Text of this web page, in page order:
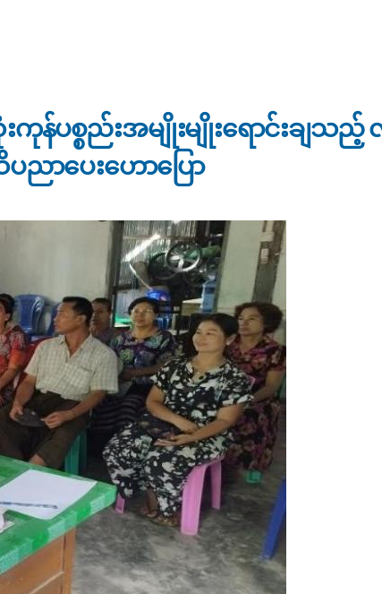
းဖြင့် ရောင်းချခြင်းရှိ/ မရှိကွင်းဆင်းစစ်ဆေး
ပစ္စည်းအမျိုးမျိုးရောင်းချသည့် လု
ပညာပေးဟောပြော